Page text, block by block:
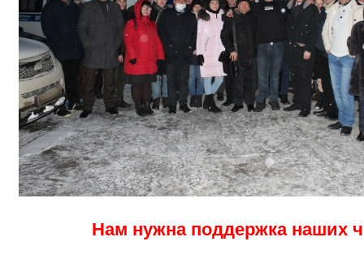
Нам нужна поддержка наших